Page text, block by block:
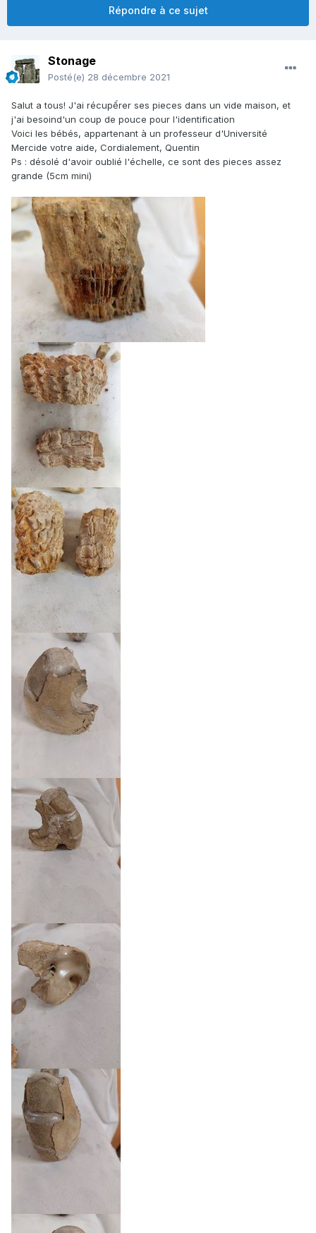
Répondre à ce sujet
Stonage
Posté(e) 28 décembre 2021
Salut a tous! J'ai récupếrer ses pieces dans un vide maison, et
j'ai besoind'un coup de pouce pour l'identification
Voici les bébés, appartenant à un professeur d'Université
Mercide votre aide, Cordialement, Quentin
Ps : désolé d'avoir oublié l'échelle, ce sont des pieces assez
grande (5cm mini)